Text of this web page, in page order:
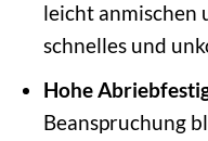
leicht anmischen
schnelles und
Hohe
Beanspruchung